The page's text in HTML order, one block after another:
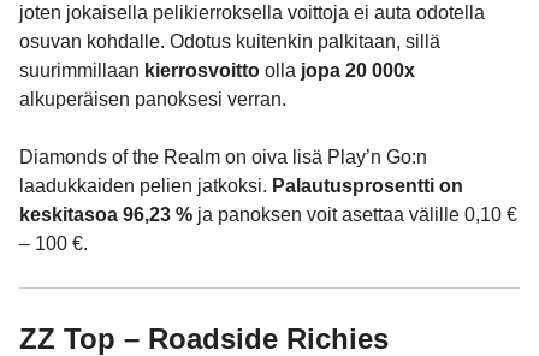
joten jokaisella pelikierroksella voittoja ei auta odotella
osuvan kohdalle. Odotus kuitenkin palkitaan, sillä
suurimmillaan kierrosvoittoolla jopa 20 000x
alkuperäisen panoksesi verran.
Diamonds of the Realm on oiva lisä Play’n Go:n
laadukkaiden pelien jatkoksi. Palautusprosentti on
keskitasoa 96,23 %ja panoksen voit asettaa välille 0,10 €
– 100 €.
ZZ Top – Roadside Richies